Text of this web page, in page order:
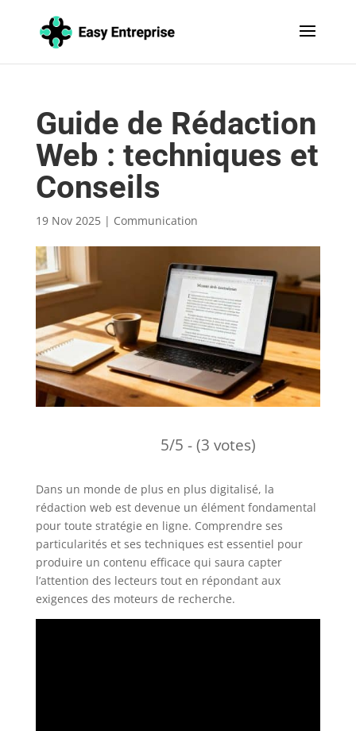
Guide de Rédaction
Web : techniques et
Conseils
19 Nov 2025| Communication
5/5 - (3 votes)
Dans un monde de plus en plus digitalisé, la
rédaction web est devenue un élément fondamental
pour toute stratégie en ligne. Comprendre ses
particularités et ses techniques est essentiel pour
produire un contenu efficace qui saura capter
l’attention des lecteurs tout en répondant aux
exigences des moteurs de recherche.